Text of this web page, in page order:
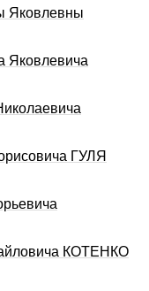
Яковлевны
Яковлевича
ГУЛЯ
КОТЕHКО